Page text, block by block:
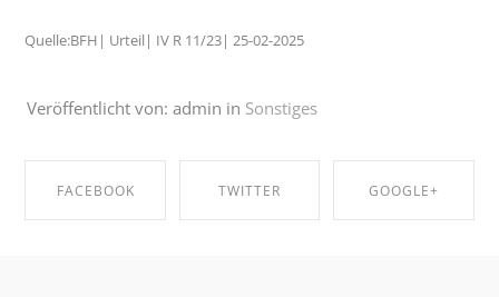
Quelle:BFH| Urteil| IV R 11/23| 25-02-2025
Veröffentlicht von: admin in Sonstiges
FACEBOOK TWITTER GOOGLE+